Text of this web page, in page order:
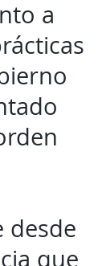
a
desde
que